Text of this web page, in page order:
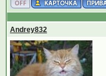
Andrey832